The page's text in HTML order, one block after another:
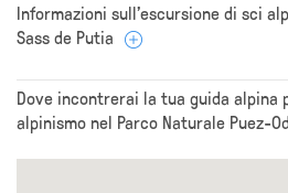
Informazioni sull’escursione di sci
Sass de Putia
Dove incontrerai la tua guida alpina
alpinismo nel Parco Naturale Puez-